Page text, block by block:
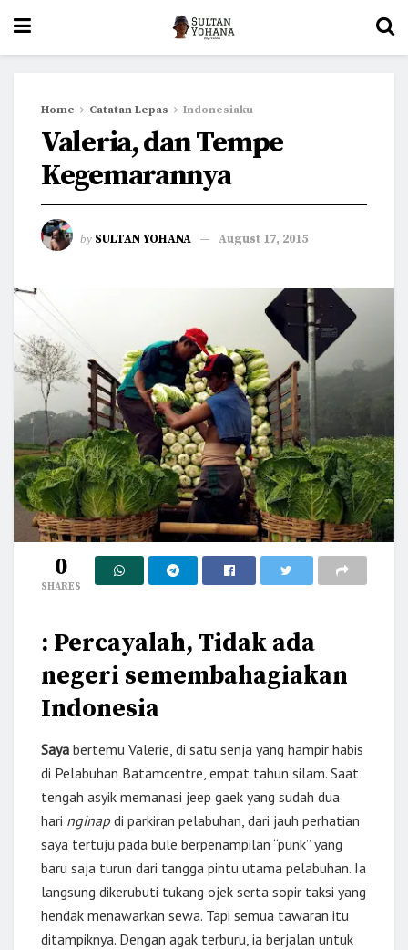
Home Catatan Lepas Indonesiaku
Valeria, dan Tempe
Kegemarannya
by SULTAN YOHANA August 17, 2015
0
SHARES
: Percayalah, Tidak ada
negeri semembahagiakan
Indonesia
Saya bertemu Valerie, di satu senja yang hampir habis
di Pelabuhan Batamcentre, empat tahun silam. Saat
tengah asyik memanasi jeep gaek yang sudah dua
hari nginapdi parkiran pelabuhan, dari jauh perhatian
saya tertuju pada bule berpenampilan “punk” yang
baru saja turun dari tangga pintu utama pelabuhan. Ia
langsung dikerubuti tukang ojek serta sopir taksi yang
hendak menawarkan sewa. Tapi semua tawaran itu
ditampiknya. Dengan agak terburu, ia berjalan untuk